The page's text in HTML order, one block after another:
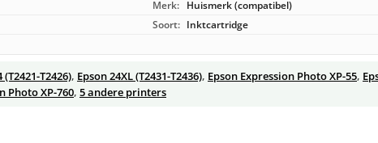
Merk: Huismerk (compatibel)
Soort: Inktcartridge
(T2421-T2426), Epson 24XL (T2431-T2436), Epson Expression Photo XP-55,
Photo XP-760, 5 andere printers